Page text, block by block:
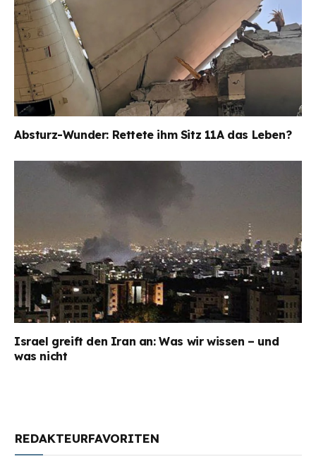
Absturz-Wunder: Rettete ihm Sitz 11A das Leben?
Israel greift den Iran an: Was wir wissen – und
was nicht
REDAKTEURFAVORITEN